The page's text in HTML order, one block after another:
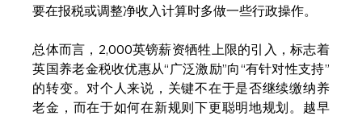
要在报税或调整净收入计算时多做一些行政操作。
总体而言，2,000英镑薪资牺牲上限的引入，标志着
英国养老金税收优惠从“广泛激励”向“有针对性支持”
的转变。对个人来说，关键不在于是否继续缴纳养
老金，而在于如何在新规则下更聪明地规划。越早